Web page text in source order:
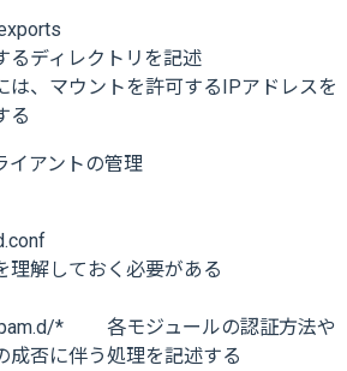
るディレクトリを記述
は、マウントを許可するIPアドレスを
る
イアントの管理
理解しておく必要がある
* 各モジュールの認証方法や
成否に伴う処理を記述する